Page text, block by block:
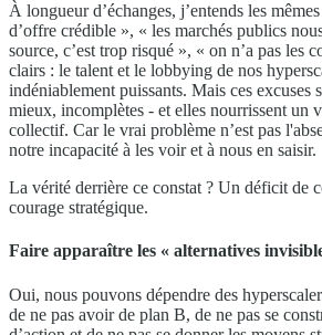
À longueur d’échanges, j’entends les
d’offre crédible », « les marchés publics
source, c’est trop risqué », « on n’a pas les
clairs : le talent et le lobbying de nos
indéniablement puissants. Mais ces excuses
mieux, incomplètes - et elles nourrissent un
collectif. Car le vrai problème n’est pas
notre incapacité à les voir et à nous en saisir.
La vérité derrière ce constat ? Un déficit de
courage stratégique.
Faire apparaître les « alternatives
Oui, nous pouvons dépendre des
de ne pas avoir de plan B, de ne pas se